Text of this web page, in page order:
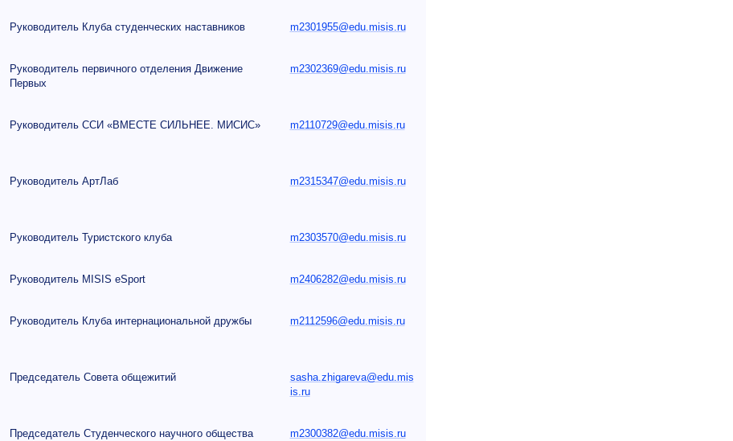
Руководитель Клуба студенческих наставников m2301955@edu.misis.ru
Руководитель первичного отделения Движение
Первых
m2302369@edu.misis.ru
Руководитель ССИ «ВМЕСТЕ СИЛЬНЕЕ. МИСИС» m2110729@edu.misis.ru
Руководитель АртЛаб m2315347@edu.misis.ru
Руководитель Туристского клуба m2303570@edu.misis.ru
Руководитель MISIS eSport m2406282@edu.misis.ru
Руководитель Клуба интернациональной дружбы m2112596@edu.misis.ru
Председатель Совета общежитий
sasha.zhigareva@edu.mis
is.ru
Председатель Студенческого научного общества m2300382@edu.misis.ru